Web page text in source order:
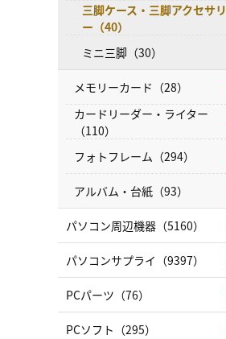
三脚ケース・三脚アクセサリ
ー（40）
ミニ三脚（30）
メモリーカード（28）
カードリーダー・ライター
（110）
フォトフレーム（294）
アルバム・台紙（93）
パソコン周辺機器（5160）
パソコンサプライ（9397）
PCパーツ（76）
PCソフト（295）